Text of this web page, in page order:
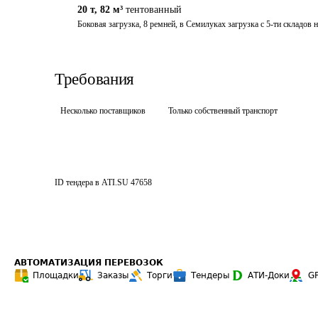
20 т, 82 м³ тентованный
Боковая загрузка, 8 ремней, в Семилуках загрузка с 5-ти складов
Требования
Несколько поставщиков Только собственный транспорт
ID тендера в ATI.SU 47658
АВТОМАТИЗАЦИЯ ПЕРЕВОЗОК
Площадки
Заказы Торги Тендеры АТИ-Доки